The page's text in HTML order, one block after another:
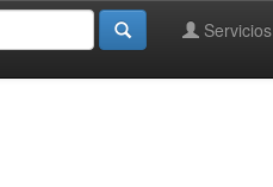
Servicios